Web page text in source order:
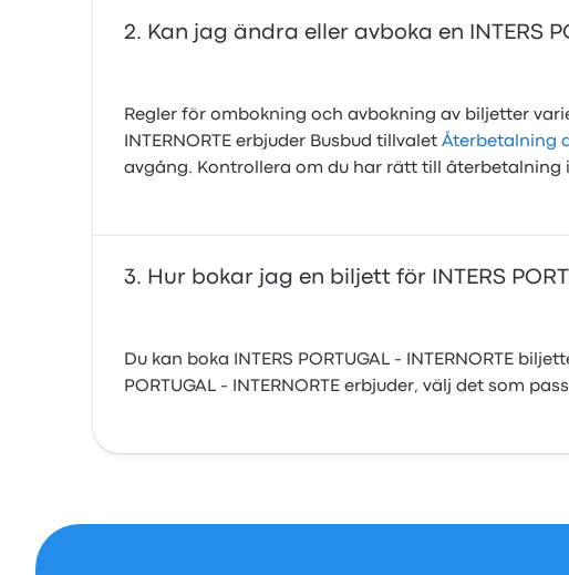
Kan jag ändra eller avboka en INTERS
Regler för ombokning och avbokning av biljetter
INTERNORTE erbjuder Busbud tillvalet Återbetalning
avgång. Kontrollera om du har rätt till återbetalning
Hur bokar jag en biljett för INTERS
Du kan boka INTERS PORTUGAL - INTERNORTE
PORTUGAL - INTERNORTE erbjuder, välj det som